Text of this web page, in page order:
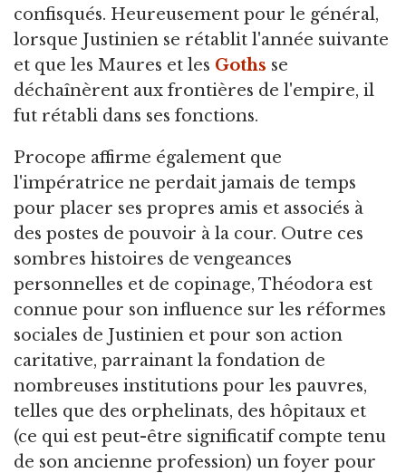
confisqués. Heureusement pour le général,
lorsque Justinien se rétablit l'année suivante
et que les Maures et les Goths se
déchaînèrent aux frontières de l'empire, il
fut rétabli dans ses fonctions.
Procope affirme également que
l'impératrice ne perdait jamais de temps
pour placer ses propres amis et associés à
des postes de pouvoir à la cour. Outre ces
sombres histoires de vengeances
personnelles et de copinage, Théodora est
connue pour son influence sur les réformes
sociales de Justinien et pour son action
caritative, parrainant la fondation de
nombreuses institutions pour les pauvres,
telles que des orphelinats, des hôpitaux et
(ce qui est peut-être significatif compte tenu
de son ancienne profession) un foyer pour